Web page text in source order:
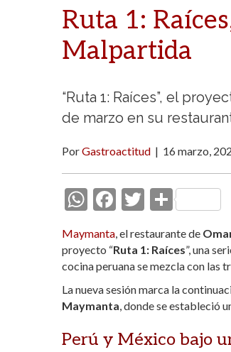
Ruta 1:
Malpartida
“Ruta 1: Raíces”, el
de marzo en su
PorGastroactitud | 16 marzo,
W
at
s
A
p
p
F
e
b
o
o
k
T
itt
er
C
m
p
ar
ti
r
Maymanta , el restaurante de
proyecto “Ruta 1: Raíces”, una
cocina peruana se mezcla con las
La nueva sesión marca la
Maymanta , donde se estableció
Perú y México bajo